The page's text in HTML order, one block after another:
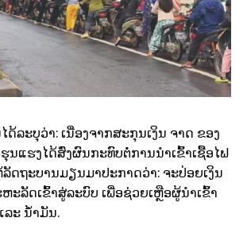
ດ້ລະບຸວ່າ: ເນື່ອງຈາກສະກຸນເງິນ ຈາດ ຂອງ
ນແຮງໄດ້ສົ່ງຜົນກະທົບຕໍ່ການນຳເຂົ້າເຊື້ອໄຟ
ດຖະບານມຽນມາປະກາດວ່າ: ຈະປ່ອຍເງິນ
ະລັດເຂົ້າສູ່ລະບົບ ເພື່ອຊ່ວຍເຫຼືອຜູ້ນຳເຂົ້າ
ລະ ນ້ຳມັນ.